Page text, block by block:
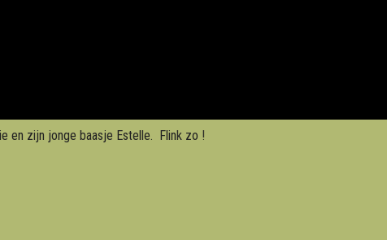
en zijn jonge baasje Estelle. Flink zo !